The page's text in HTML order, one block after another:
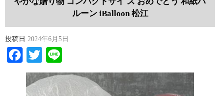
ルーン iBalloon 松江
投稿日 2024年6月5日
Facebook
Twitter